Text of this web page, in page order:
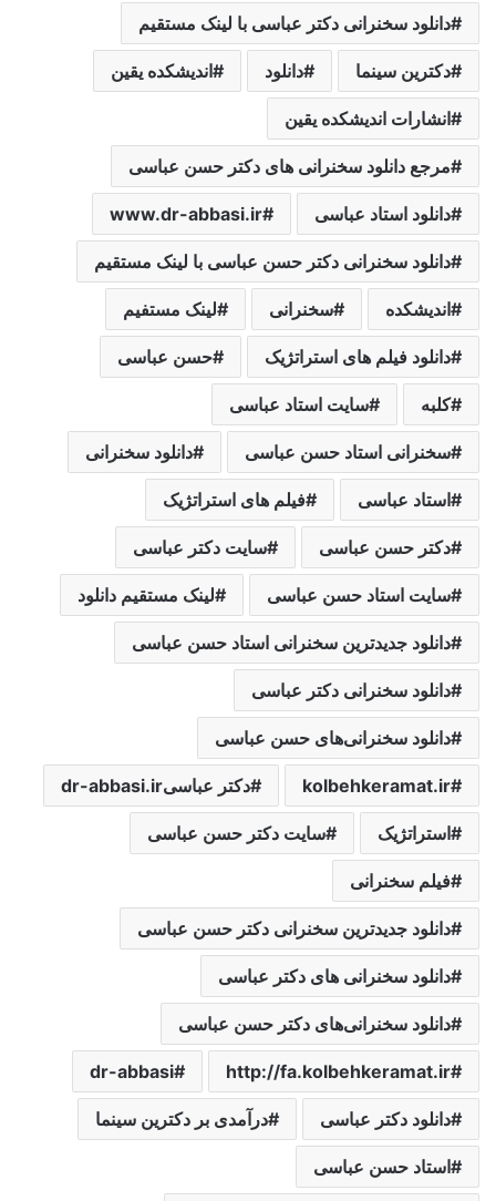
دانلود سخنرانی دکتر عباسی با لینک مستقیم
دکترین ‌سینما‌ دانلود اندیشکده یقین
انشارات اندیشکده یقین
مرجع دانلود سخنرانی های دکتر حسن عباسی
دانلود استاد عباسی www.dr-abbasi.ir
دانلود سخنرانی دکتر حسن عباسی با لینک مستقیم
اندیشکده سخنرانی لینک مستفیم
دانلود فیلم های استراتژیک حسن عباسی
کلبه سایت استاد عباسی
سخنرانی استاد حسن عباسی دانلود سخنرانی
استاد عباسی فیلم های استراتژیک
دکتر حسن عباسی سایت دکتر عباسی
سایت استاد حسن عباسی لینک مستقیم دانلود
دانلود جدیدترین سخنرانی استاد حسن عباسی
دانلود سخنرانی دکتر عباسی
دانلود سخنرانی‌های حسن عباسی
kolbehkeramat.ir دکتر عباسیdr-abbasi.ir
استراتژیک سایت دکتر حسن عباسی
فیلم سخنرانی
دانلود جدیدترین سخنرانی دکتر حسن عباسی
دانلود سخنرانی های دکتر عباسی
دانلود سخنرانی‌های دکتر حسن عباسی
http://fa.kolbehkeramat.ir
dr-abbasi
دانلود دکتر عباسی درآمدی ‌بر ‌دکترین ‌سینما‌
استاد حسن عباسی